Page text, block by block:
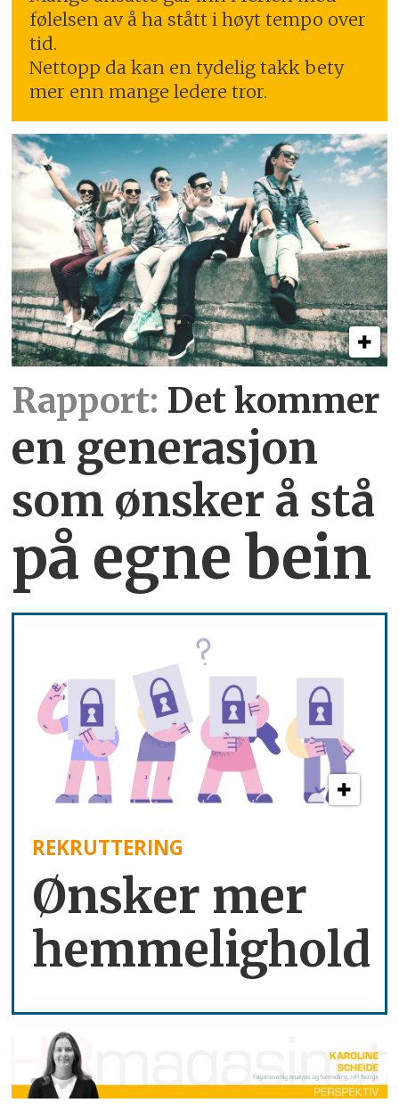
følelsen av å ha stått i høyt tempo over
tid.
Nettopp da kan en tydelig takk bety
mer enn mange ledere tror.
Rapport: Det kommer
en generasjon
som ønsker å stå
på egne bein
REKRUTTERING
Ønsker mer
hemmelighold